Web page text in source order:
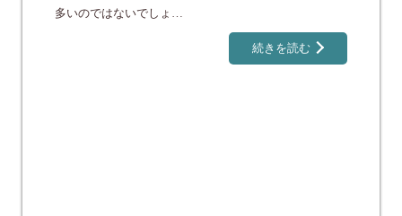
多いのではないでしょ…
続きを読む